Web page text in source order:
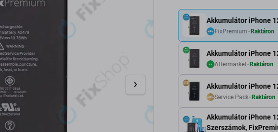
Akkumulátor iPhone
Aftermarket Raktáron
Akkumulátor iPhone
Service Pack Raktáron
Akkumulátor iPhone
FixPremium Raktáron
Akkumulátor iPhone
Szerszámok,